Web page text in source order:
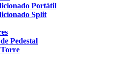
Portátil
Split
Pedestal